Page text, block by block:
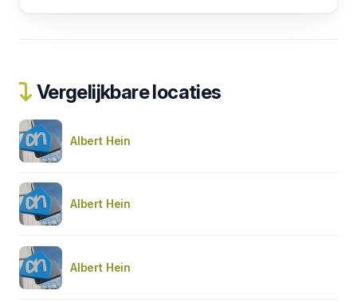
Vergelijkbare locaties
Albert Hein
Albert Hein
Albert Hein